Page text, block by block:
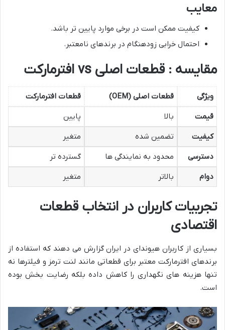
معایب
کیفیت ممکن است در برخی موارد پایین تر باشد.
احتمال خرابی زودهنگام در برندهای نامعتبر.
مقایسه : قطعات اصلی vs افترمارکت
ویژگی قطعات اصلی (OEM)
قطعات افترمارکت
قیمت
بالا
پایین
کیفیت
تضمین شده
متغیر
دسترسی
محدود به نمایندگی ها
گسترده تر
دوام
بالاتر متغیر
تجربیات کاربران در انتخاب قطعات
اقتصادی
بسیاری از کاربران هیوندای در ایران گزارش می دهند که استفاده از
برندهای افترمارکت معتبر برای قطعاتی مانند لنت ترمز و فیلترها نه
تنها هزینه های نگهداری را کاهش داده بلکه رضایت بخش بوده
است.